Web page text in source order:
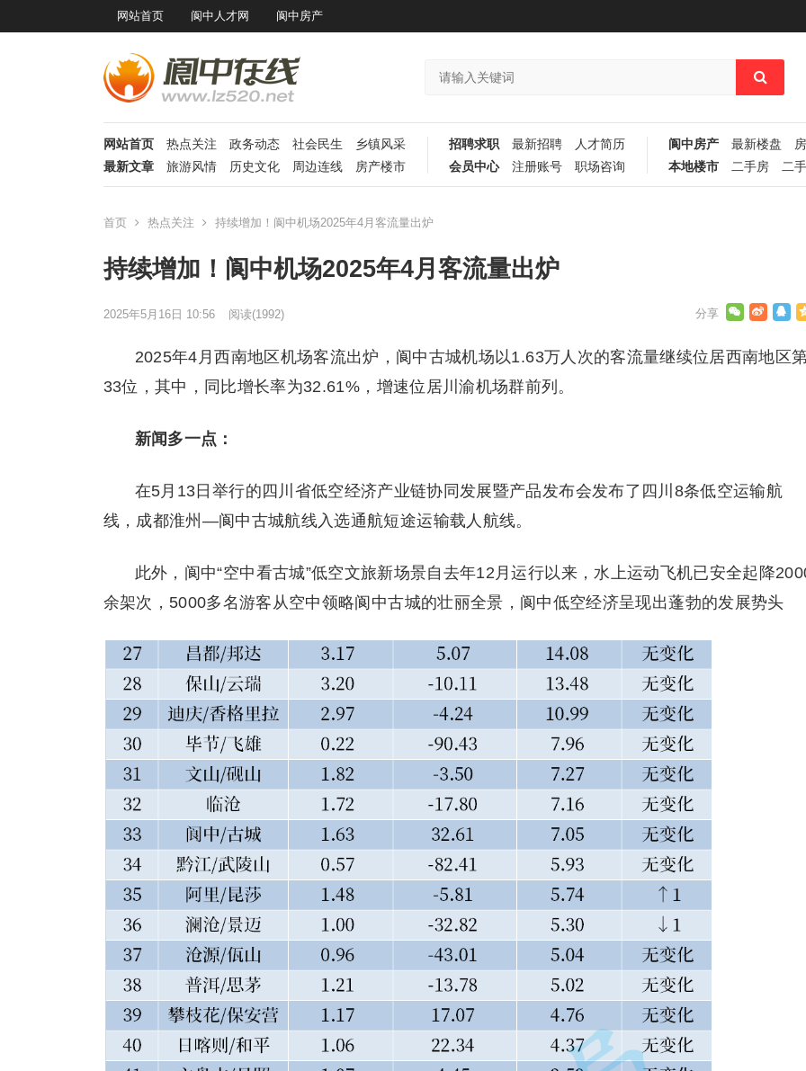
网站首页 阆中人才网 阆中房产
网站首页 热点关注 政务动态 社会民生
乡镇风采
最新文章
旅游风情 历史文化 周边连线 房产楼市
招聘求职 最新招聘
人才简历
会员中心
注册账号 职场咨询
阆中房产 最新楼盘
本地楼市
二手房 二
首页 热点关注 持续增加！阆中机场2025年4月客流量出炉
持续增加！阆中机场2025年4月客流量出炉
2025年5月16日 10:56 阅读(1992)
2025年4月西南地区机场客流出炉，阆中古城机场以1.63万人次的客流量继续位居西南地区
33位，其中，同比增长率为32.61%，增速位居川渝机场群前列。
新闻多一点：
在5月13日举行的四川省低空经济产业链协同发展暨产品发布会发布了四川8条低空运输航
线，成都淮州—阆中古城航线入选通航短途运输载人航线。
此外，阆中“空中看古城”低空文旅新场景自去年12月运行以来，水上运动飞机已安全起降
余架次，5000多名游客从空中领略阆中古城的壮丽全景，阆中低空经济呈现出蓬勃的发展势头